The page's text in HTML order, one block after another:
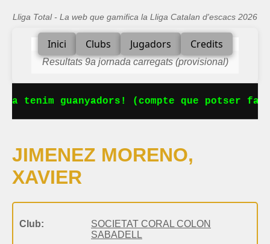
Lliga Total - La web que gamifica la Lliga Catalan d'escacs 2026
Inici Clubs Jugadors Credits
Resultats 9a jornada carregats (provisional)
tenim guanyadors! (compte que potser
JIMENEZ MORENO,
XAVIER
Club:
SOCIETAT CORAL COLON
SABADELL